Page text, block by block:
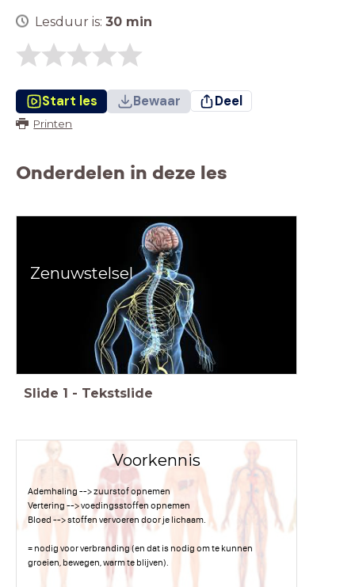
Lesduur is: 30 min
Start les Bewaar Deel
Printen
Onderdelen in deze les
Zenuwstelsel
Slide 1 - Tekstslide
Voorkennis
Ademhaling --> zuurstof opnemen
Vertering --> voedingsstoffen opnemen
Bloed --> stoffen vervoeren door je lichaam.
= nodig voor verbranding (en dat is nodig om te kunnen
groeien, bewegen, warm te blijven).